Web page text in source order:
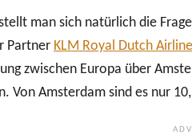
man sich natürlich die
Partner KLM Royal Dutch
zwischen Europa über
Von Amsterdam sind es nur